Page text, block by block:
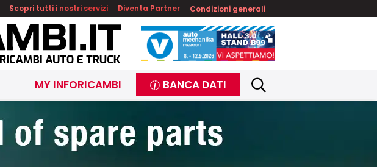
Scopri tutti i nostri servizi Diventa Partner Condizioni generali
MY INFORICAMBI BANCA DATI